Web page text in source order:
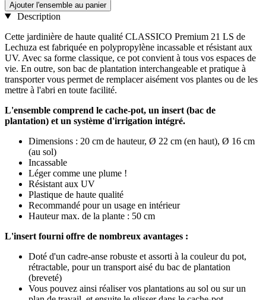
Ajouter l'ensemble au panier
Description
Cette jardinière de haute qualité CLASSICO Premium 21 LS de
Lechuza est fabriquée en polypropylène incassable et résistant aux
UV. Avec sa forme classique, ce pot convient à tous vos espaces de
vie. En outre, son bac de plantation interchangeable et pratique à
transporter vous permet de remplacer aisément vos plantes ou de les
mettre à l'abri en toute facilité.
L'ensemble comprend le cache-pot, un insert (bac de
plantation) et un système d'irrigation intégré.
Dimensions : 20 cm de hauteur, Ø 22 cm (en haut), Ø 16 cm
(au sol)
Incassable
Léger comme une plume !
Résistant aux UV
Plastique de haute qualité
Recommandé pour un usage en intérieur
Hauteur max. de la plante : 50 cm
L'insert fourni offre de nombreux avantages :
Doté d'un cadre-anse robuste et assorti à la couleur du pot,
rétractable, pour un transport aisé du bac de plantation
(breveté)
Vous pouvez ainsi réaliser vos plantations au sol ou sur un